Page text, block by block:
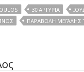
30 ΑΡΓΎΡΙΑ
ΠΑΡΑΒΟΛΉ ΜΕΓΆΛΗΣ